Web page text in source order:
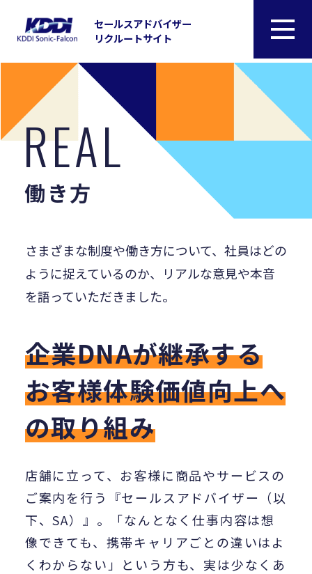
セールスアドバイザー
リクルートサイト
REAL
働き方
さまざまな制度や働き方について、 社員はどの
ように捉えているのか、
リアルな意見や本音
を語っていただきました。
企業DNAが継承する
お客様体験価値向上へ
の取り組み
店舗に立って、お客様に商品やサービスの
ご案内を行う『セールスアドバイザー（以
下、SA）』。「なんとなく仕事内容は想
像できても、携帯キャリアごとの違いはよ
くわからない」という方も、実は少なくあ